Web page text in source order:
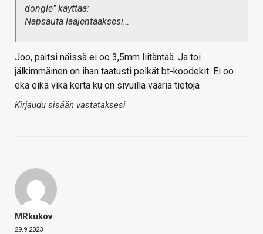
dongle" käyttää:
Napsauta laajentaaksesi…
Joo, paitsi näissä ei oo 3,5mm liitäntää. Ja toi
jälkimmäinen on ihan taatusti pelkät bt-koodekit. Ei oo
eka eikä vika kerta ku on sivuilla vääriä tietoja
Kirjaudu sisään vastataksesi
MRkukov
29.9.2023